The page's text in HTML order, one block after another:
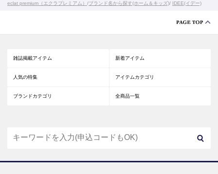
eclat premium（エクラプレミアム） /ブランド名から探す(ホーム＆キッズ)/ IDEE(イデー)
雑誌掲載アイテム 新着アイテム
人気の特集 アイテムカテゴリ
ブランドカテゴリ 全商品一覧